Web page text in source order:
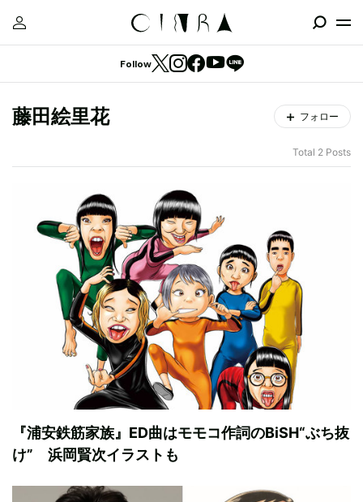
Follow
藤田絵里花 フォロー
Total 2 Posts
『浦安鉄筋家族』ED曲はモモコ作詞のBiSH“ぶち抜
け” 浜岡賢次イラストも